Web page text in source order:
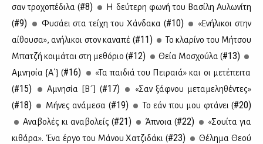
σαν τρο­χο­πέ­δι­λα (#8)
Η δεύ­τε­ρη φω­νή του Βα­σί­λη Αυ­λω­νί­τη
(#9) Φυ­σά­ει στα τεί­χη του Χάν­δα­κα (#10)
«Ενή­λι­κοι στην
αί­θου­σα», ανή­λι­κοι στον κα­να­πέ (#11)
Το κλα­ρί­νο του Μή­τσου
Μπα­τζή κοι­μά­ται στη με­θό­ριο (#12) Θεία Μο­σχού­λα (#13)
Αμνη­σία {Α΄} (#16)
«Τα παι­διά του Πει­ραιά» και οι με­τέ­πει­τα
(#15) Αμνη­σία [Β´] (#17)
«Σαν ξάφ­νου με­τα­με­λη­θέ­ντες»
(#18) Μή­νες ανά­με­σα (#19) Το εάν που μου φτά­νει (#20)
Ανα­βο­λές κι ανα­βο­λείς (#21) Άπνοια (#22)
«Σουί­τα για
κι­θά­ρα». Ένα έρ­γο του Μά­νου Χα­τζι­δά­κι (#23)
Θέ­λη­μα Θε­ού